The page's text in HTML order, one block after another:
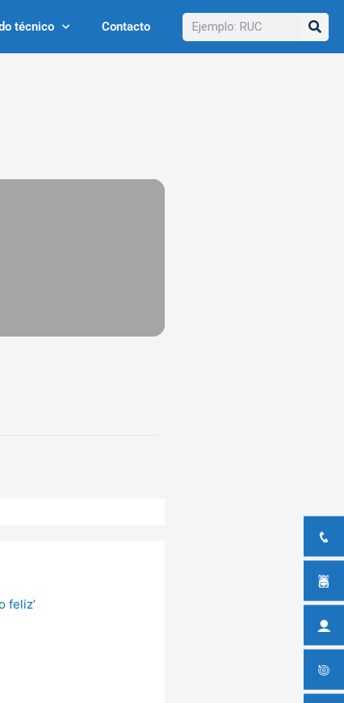
técnico Contacto Buscar
feliz’